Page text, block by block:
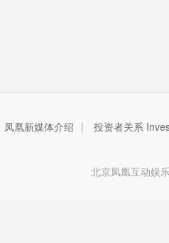
凤凰新媒体介绍 | 投资者关系
北京凤凰互动娱